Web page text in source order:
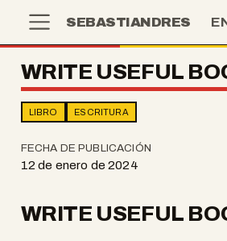
SEBASTIANDRES
WRITE USEFUL
LIBRO ESCRITURA
FECHA DE PUBLICACIÓN
12 de enero de 2024
WRITE USEFUL